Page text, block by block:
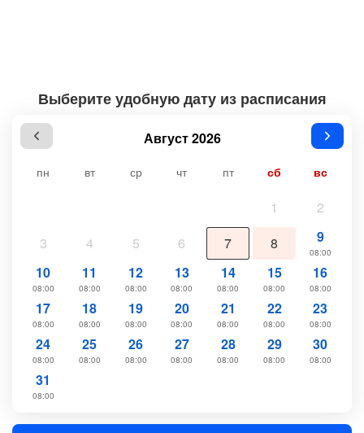
Выберите удобную дату из расписания
Август 2026
пн вт ср чт пт сб вс
1
2
3
4 5 6 7 8 9
08:00
10
08:00
11
08:00
12
08:00
13
08:00
14
08:00
15
08:00
16
08:00
17
08:00
18
08:00
19
08:00
20
08:00
21
08:00
22
08:00
23
08:00
24
08:00
25
08:00
26
08:00
27
08:00
28
08:00
29
08:00
30
08:00
31
08:00